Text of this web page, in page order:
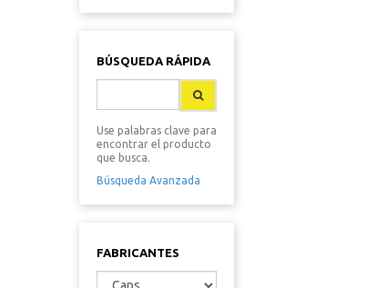
BÚSQUEDA RÁPIDA
Use palabras clave para
encontrar el producto
que busca.
Búsqueda Avanzada
FABRICANTES